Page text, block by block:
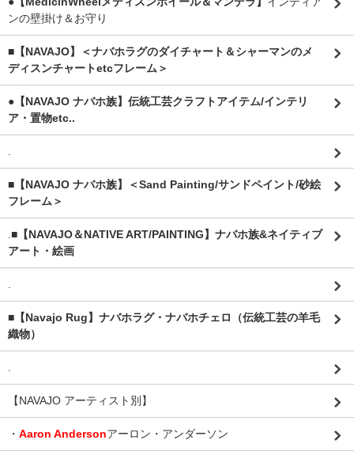
ンの壁掛け＆お守り
■【NAVAJO】＜ナバホラグのダイチャート＆シャーマンのメ
ディスンチャートetcフレーム＞
●【NAVAJO ナバホ族】伝統工芸クラフトアイテム/インテリ
ア・置物etc..
■【NAVAJO ナバホ族】＜Sand Painting/サンドペイント/砂絵
フレーム＞
■【NAVAJO＆NATIVE ART/PAINTING】ナバホ族&ネイティブ
アート・絵画
■【Navajo Rug】ナバホラグ・ナバホチェロ（伝統工芸の羊毛
織物）
【NAVAJO アーティスト別】
・ Aaron Andersonアーロン・アンダーソン